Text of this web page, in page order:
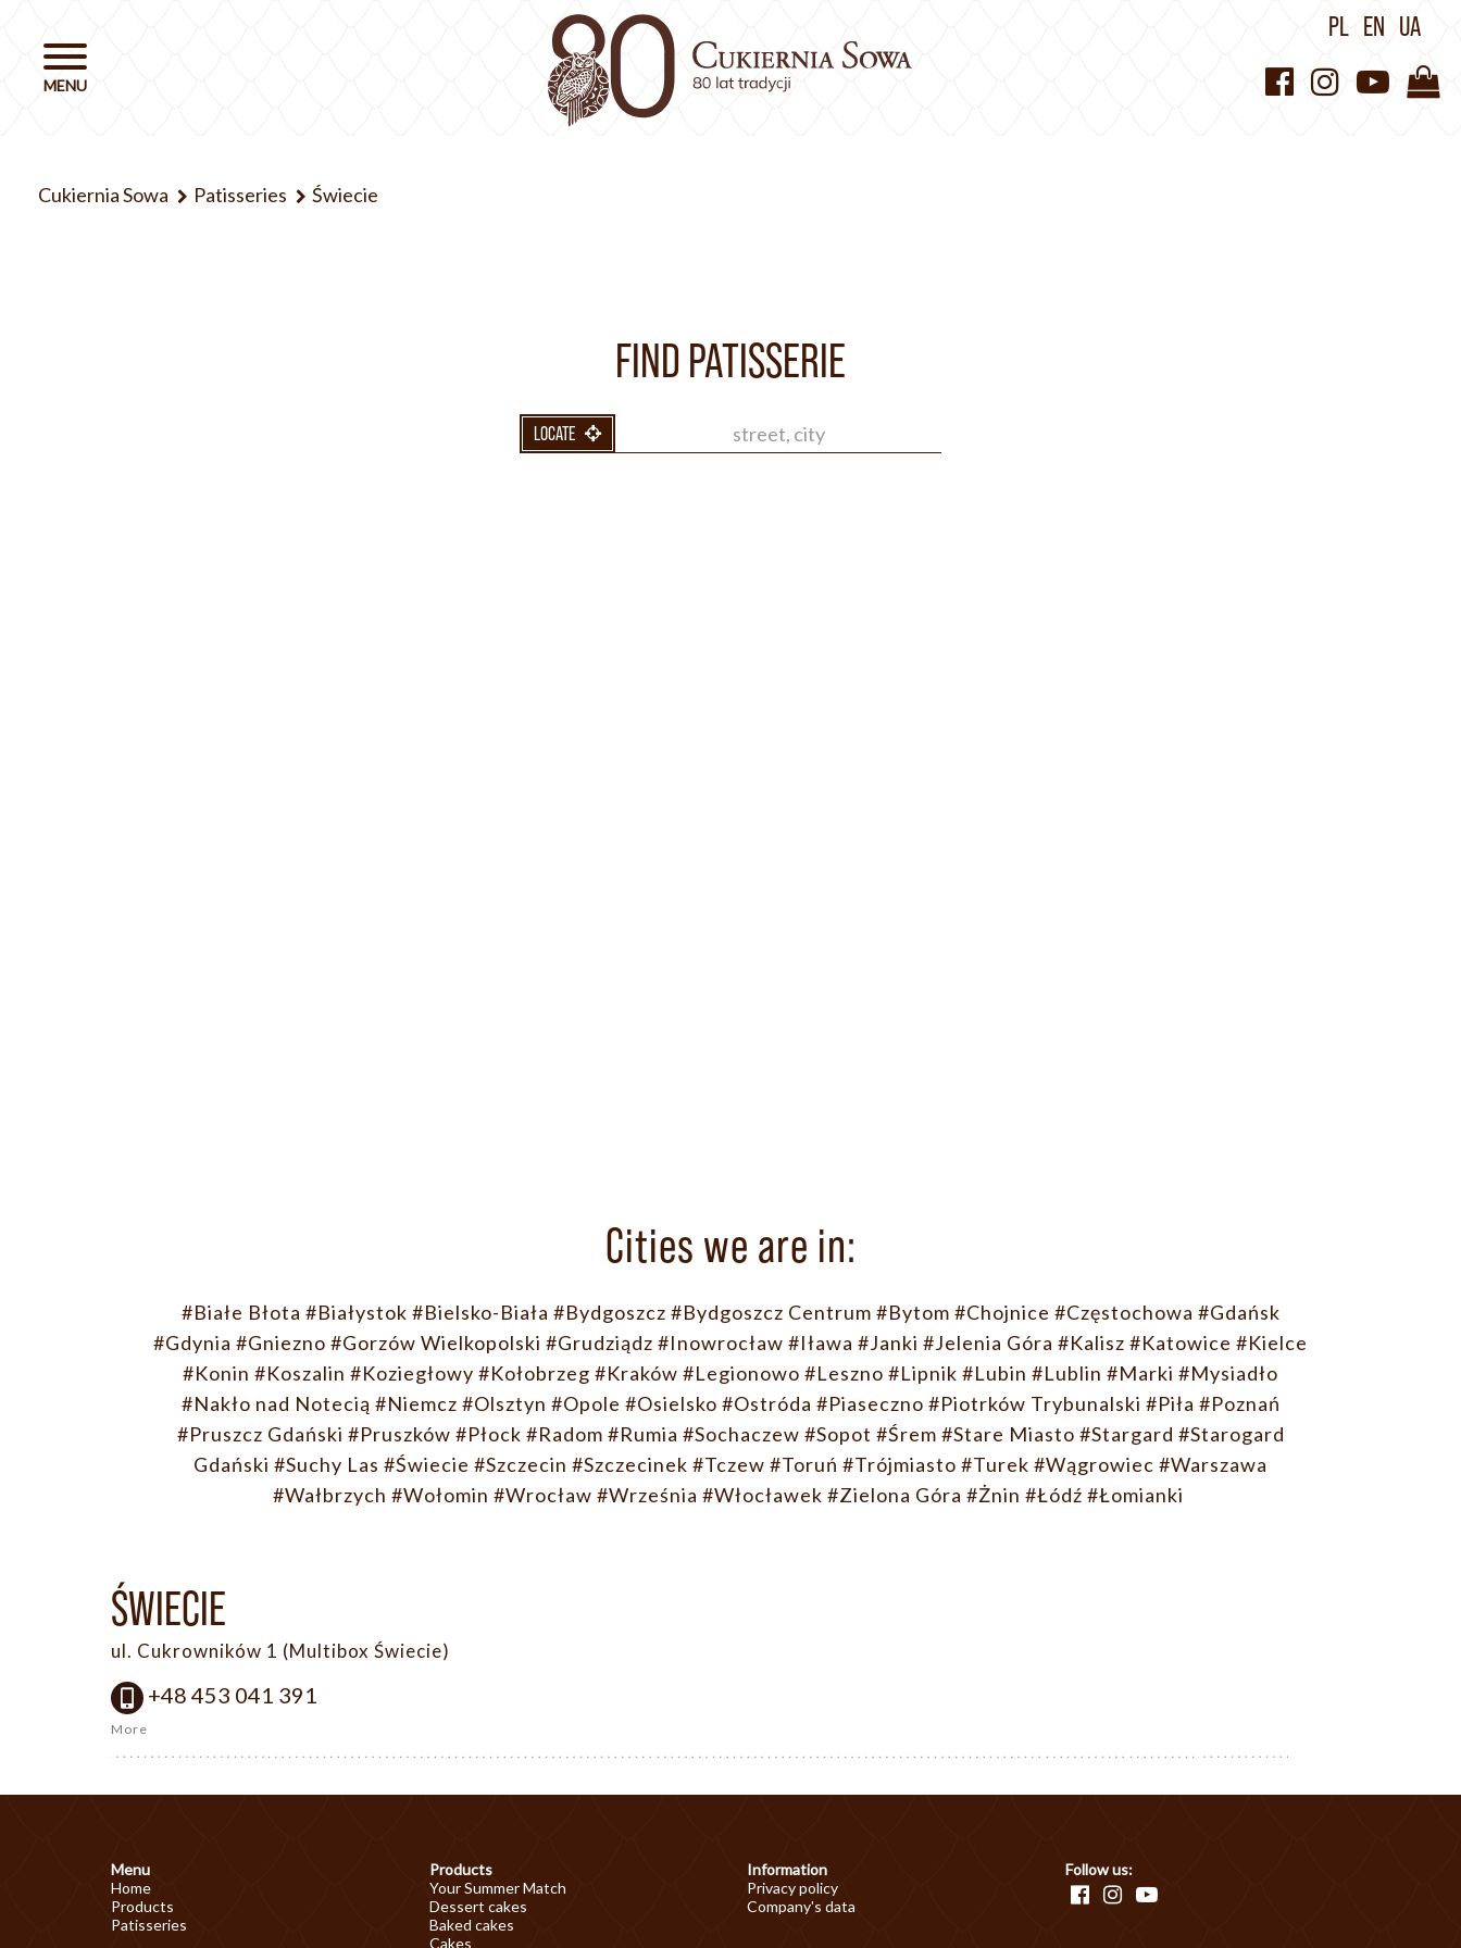
PL EN UA
Cukiernia Sowa Patisseries Świecie
FIND PATISSERIE
LOCATE
Cities we are in:
#Białe Błota #Białystok #Bielsko-Biała #Bydgoszcz #Bydgoszcz Centrum #Bytom #Chojnice #Częstochowa #Gdańsk
#Gdynia #Gniezno #Gorzów Wielkopolski #Grudziądz #Inowrocław #Iława #Janki #Jelenia Góra #Kalisz #Katowice #Kielce
#Konin #Koszalin #Koziegłowy #Kołobrzeg #Kraków #Legionowo #Leszno #Lipnik #Lubin #Lublin #Marki #Mysiadło
#Nakło nad Notecią #Niemcz #Olsztyn #Opole #Osielsko #Ostróda #Piaseczno #Piotrków Trybunalski #Piła #Poznań
#Pruszcz Gdański #Pruszków #Płock #Radom #Rumia #Sochaczew #Sopot #Śrem #Stare Miasto #Stargard #Starogard
Gdański #Suchy Las #Świecie #Szczecin #Szczecinek #Tczew #Toruń #Trójmiasto #Turek #Wągrowiec #Warszawa
#Wałbrzych #Wołomin #Wrocław #Września #Włocławek #Zielona Góra #Żnin #Łódź #Łomianki
ŚWIECIE
ul. Cukrowników 1 (Multibox Świecie)
+48 453 041 391
More
Menu
Home
Products
Patisseries
Products
Your Summer Match
Dessert cakes
Baked cakes
Cakes
Information
Privacy policy
Company's data
Follow us: